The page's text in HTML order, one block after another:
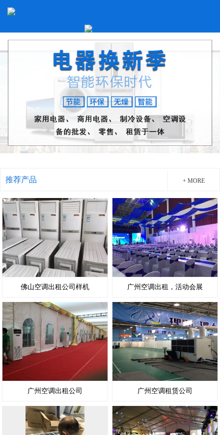
推荐产品 + MORE
佛山空调出租公司样机 广州空调出租，活动会展
广州空调出租公司 广州空调租赁公司